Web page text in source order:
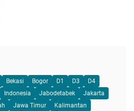
Bekasi Bogor D1 D3
D4
Indonesia Jabodetabek
Jakarta
Jawa Timur
Kalimantan